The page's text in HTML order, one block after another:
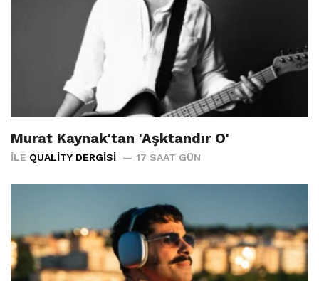
Murat Kaynak'tan 'Aşktandır O'
İLE QUALITY DERGISI 17 SAAT GÜN